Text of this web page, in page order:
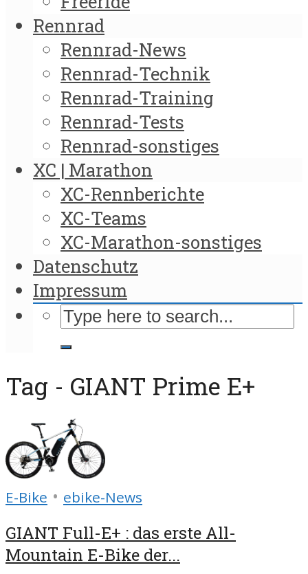
Rennrad
Rennrad-News
Rennrad-Technik
Rennrad-Training
Rennrad-Tests
Rennrad-sonstiges
XC | Marathon
XC-Rennberichte
XC-Teams
XC-Marathon-sonstiges
Datenschutz
Impressum
Tag - GIANT Prime E+
E-Bike • ebike-News
GIANT Full-E+ : das erste All-
Mountain E-Bike der...